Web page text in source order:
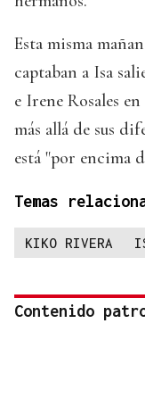
Esta misma
captaban a Isa
e Irene Rosales
más allá de sus
está "por encima
Temas
KIKO RIVERA
Contenido